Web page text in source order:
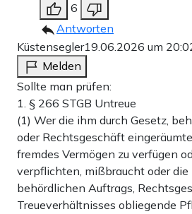
6
Antworten
Küstensegler19.06.2026 um
Melden
Sollte man prüfen:
1. § 266 STGB Untreue
(1) Wer die ihm durch Gesetz,
oder Rechtsgeschäft
fremdes Vermögen zu verfügen
verpflichten, mißbraucht oder die
behördlichen Auftrags,
Treueverhältnisses obliegende